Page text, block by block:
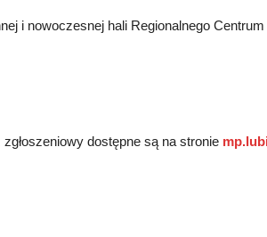
i nowoczesnej hali Regionalnego
dostępne są na stronie